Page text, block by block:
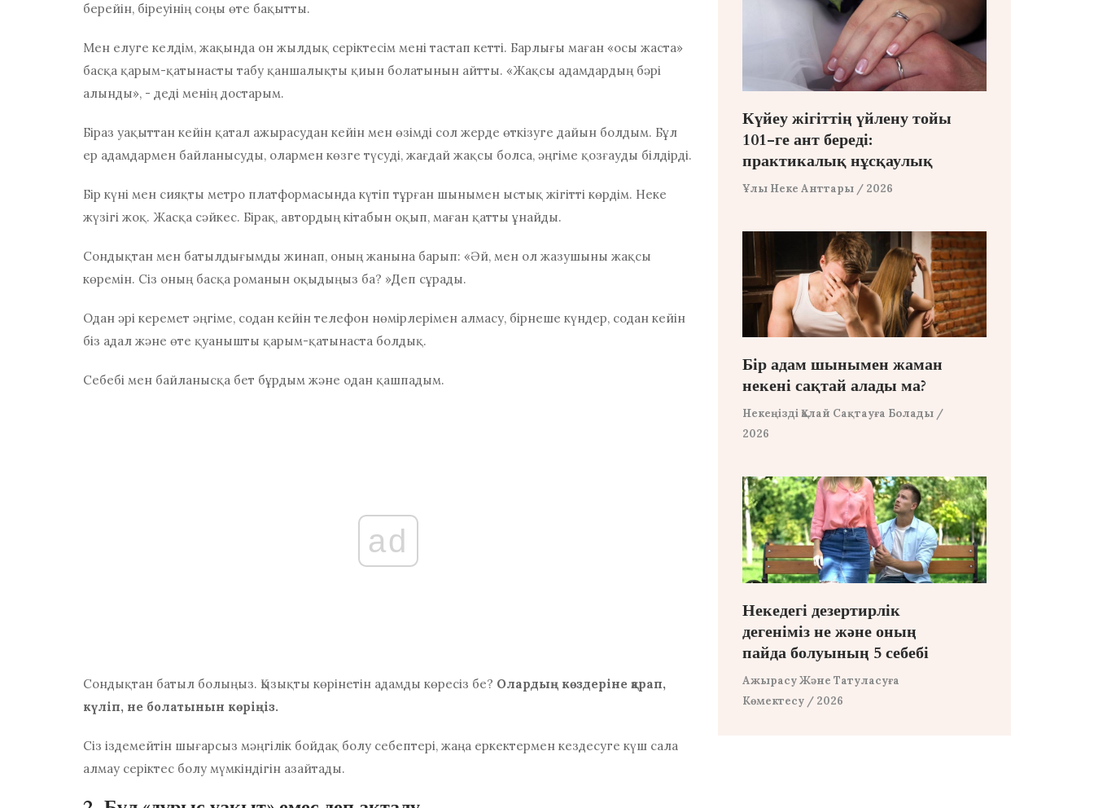
берейін, біреуінің соңы өте бақытты.
Мен елуге келдім, жақында он жылдық серіктесім мені тастап кетті. Барлығы маған «осы жаста»
басқа қарым-қатынасты табу қаншалықты қиын болатынын айтты. «Жақсы адамдардың бәрі
алынды», - деді менің достарым.
Біраз уақыттан кейін қатал ажырасудан кейін мен өзімді сол жерде өткізуге дайын болдым. Бұл
ер адамдармен байланысуды, олармен көзге түсуді, жағдай жақсы болса, әңгіме қозғауды білдірді.
Бір күні мен сияқты метро платформасында күтіп тұрған шынымен ыстық жігітті көрдім. Неке
жүзігі жоқ. Жасқа сәйкес. Бірақ, автордың кітабын оқып, маған қатты ұнайды.
Сондықтан мен батылдығымды жинап, оның жанына барып: «Әй, мен ол жазушыны жақсы
көремін. Сіз оның басқа романын оқыдыңыз ба? »Деп сұрады.
Одан әрі керемет әңгіме, содан кейін телефон нөмірлерімен алмасу, бірнеше күндер, содан кейін
біз адал және өте қуанышты қарым-қатынаста болдық.
Себебі мен байланысқа бет бұрдым және одан қашпадым.
ad
Сондықтан батыл болыңыз. Қызықты көрінетін адамды көресіз бе? Олардың көздеріне қарап,
күліп, не болатынын көріңіз.
Сіз іздемейтін шығарсыз мәңгілік бойдақ болу себептері, жаңа еркектермен кездесуге күш сала
алмау серіктес болу мүмкіндігін азайтады.
Күйеу жігіттің үйлену тойы
101-ге ант береді:
практикалық нұсқаулық
Ұлы Неке Анттары / 2026
Бір адам шынымен жаман
некені сақтай алады ма?
Некеңізді Қалай Сақтауға Болады /
2026
Некедегі дезертирлік
дегеніміз не және оның
пайда болуының 5 себебі
Ажырасу Және Татуласуға
Көмектесу / 2026